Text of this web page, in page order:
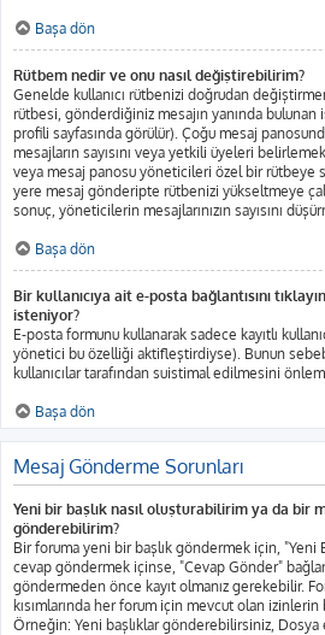
Başa dön
Rütbem nedir ve onu nasıl değiştirebilirim?
Genelde kullanıcı rütbenizi doğrudan
rütbesi, gönderdiğiniz mesajın yanında bulunan
profili sayfasında görülür). Çoğu mesaj
mesajların sayısını veya yetkili üyeleri
veya mesaj panosu yöneticileri özel bir rütbeye
yere mesaj gönderipte rütbenizi yükseltmeye
sonuç, yöneticilerin mesajlarınızın sayısını
Başa dön
Bir kullanıcıya ait e-posta bağlantısını
isteniyor?
E-posta formunu kullanarak sadece kayıtlı
yönetici bu özelliği aktifleştirdiyse). Bunun
kullanıcılar tarafından suistimal edilmesini
Başa dön
Mesaj Gönderme Sorunları
Yeni bir başlık nasıl oluşturabilirim ya da bir
gönderebilirim?
Bir foruma yeni bir başlık göndermek için, "Yeni
cevap göndermek içinse, "Cevap Gönder"
göndermeden önce kayıt olmanız gerekebilir.
kısımlarında her forum için mevcut olan
Örneğin: Yeni başlıklar gönderebilirsiniz,